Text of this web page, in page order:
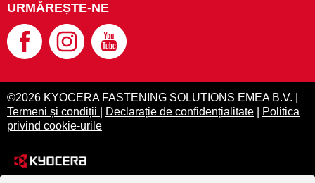
URMĂREȘTE-NE
©2026 KYOCERA FASTENING SOLUTIONS EMEA B.V. |
Termeni și condiții
Declarație de confidențialitate
Politica
privind cookie-urile